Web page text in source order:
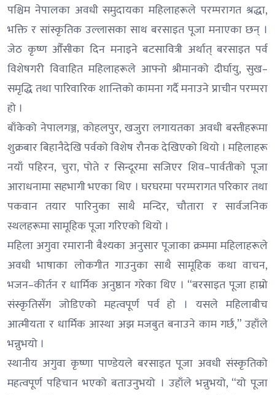
पश्चिम नेपालका अवधी समुदायका महिलाहरूले परम्परागत श्रद्धा,
भक्ति र सांस्कृतिक उल्लासका साथ बरसाइत पूजा मनाएका छन् ।
जेठ कृष्ण औँसीका दिन मनाइने बटसावित्री अर्थात् बरसाइत पर्व
विशेषगरी विवाहित महिलाहरूले आफ्नो श्रीमानको दीर्घायु, सुख–
समृद्धि तथा पारिवारिक शान्तिको कामना गर्दै मनाउने प्राचीन परम्परा
हो ।
बाँकेको नेपालगञ्ज, कोहलपुर, खजुरा लगायतका अवधी बस्तीहरूमा
शुक्रबार बिहानैदेखि पर्वको विशेष रौनक देखिएको थियो । महिलाहरू
नयाँ पहिरन, चुरा, पोते र सिन्दूरमा सजिएर शिव–पार्वतीको पूजा
आराधनामा सहभागी भएका थिए । घरघरमा परम्परागत परिकार तथा
पकवान तयार पारिनुका साथै मन्दिर, चौतारा र सार्वजनिक
स्थलहरूमा सामूहिक पूजा गरिएको थियो ।
महिला अगुवा रमारानी बैश्यका अनुसार पूजाका क्रममा महिलाहरूले
अवधी भाषाका लोकगीत गाउनुका साथै सामूहिक कथा वाचन,
भजन–कीर्तन र धार्मिक अनुष्ठान गरेका थिए । “बरसाइत पूजा हाम्रो
संस्कृतिसँग जोडिएको महत्वपूर्ण पर्व हो । यसले महिलाबीच
आत्मीयता र धार्मिक आस्था अझ मजबुत बनाउने काम गर्छ,” उहाँले
भन्नुभयो ।
स्थानीय अगुवा कृष्णा पाण्डेयले बरसाइत पूजा अवधी संस्कृतिको
महत्वपूर्ण पहिचान भएको बताउनुभयो । उहाँले भन्नुभयो, “यो पूजा